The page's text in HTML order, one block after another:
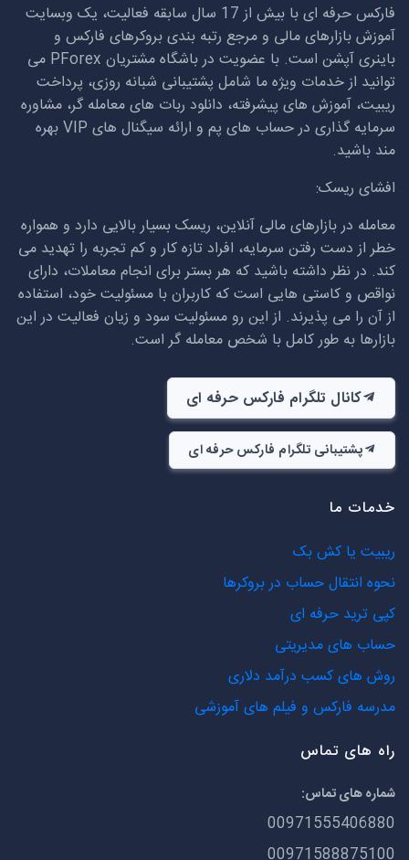
فارکس حرفه ای با بیش از 17 سال سابقه فعالیت، یک وبسایت
آموزش بازارهای مالی و مرجع رتبه بندی بروکرهای فارکس و
باینری آپشن است. با عضویت در باشگاه مشتریان PForex می
توانید از خدمات ویژه ما شامل پشتیبانی شبانه روزی، پرداخت
ریبیت، آموزش های پیشرفته، دانلود ربات های معامله گر، مشاوره
سرمایه گذاری در حساب های پم و ارائه سیگنال های VIPبهره
مند باشید.
افشای ریسک:
معامله در بازارهای مالی آنلاین، ریسک بسیار بالایی دارد و همواره
خطر از دست رفتن سرمایه، افراد تازه کار و کم تجربه را تهدید می
کند. در نظر داشته باشید که هر بستر برای انجام معاملات، دارای
نواقص و کاستی هایی است که کاربران با مسئولیت خود، استفاده
از آن را می پذیرند. از این رو مسئولیت سود و زیان فعالیت در این
بازارها به طور کامل با شخص معامله گر است.
کانال تلگرام فارکس حرفه ای
پشتیبانی تلگرام فارکس حرفه ای
خدمات ما
ریبیت یا کش بک
نحوه انتقال حساب در بروکرها
کپی ترید حرفه ای
حساب های مدیریتی
روش های کسب درآمد دلاری
مدرسه فارکس و فیلم های آموزشی
راه های تماس
شماره های تماس:
00971555406880
00971588875100